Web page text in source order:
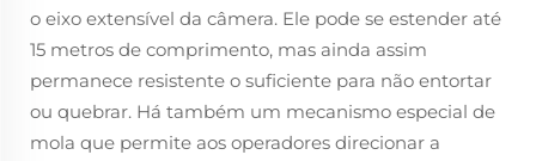
o eixo extensível da câmera. Ele pode se estender até
15 metros de comprimento, mas ainda assim
permanece resistente o suficiente para não entortar
ou quebrar. Há também um mecanismo especial de
mola que permite aos operadores direcionar a